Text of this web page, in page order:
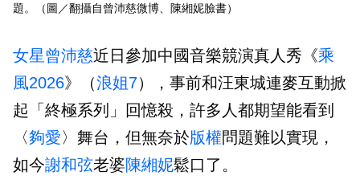
題。（圖／翻攝自曾沛慈微博、陳緗妮臉書）
女星曾沛慈近日參加中國音樂競演真人秀《乘
風2026》（浪姐7），事前和汪東城連麥互動掀
起「終極系列」回憶殺，許多人都期望能看到
〈夠愛〉舞台，但無奈於版權問題難以實現，
如今謝和弦老婆陳緗妮鬆口了。